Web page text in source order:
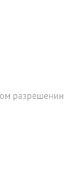
разрешении